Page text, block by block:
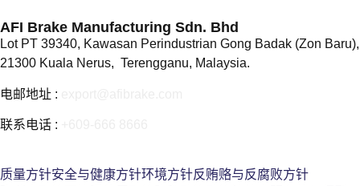
AFI Brake Manufacturing Sdn. Bhd
Lot PT 39340, Kawasan Perindustrian Gong Badak (Zon Baru),
21300 Kuala Nerus, Terengganu, Malaysia.
电邮地址 :
联系电话 :
质量方针安全与健康方针环境方针反贿赂与反腐败方针